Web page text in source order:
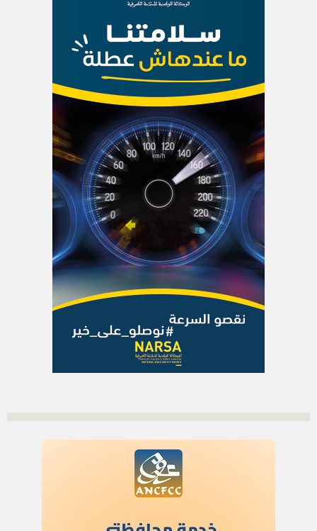
أدخل بريدك الإلكتروني للتوصل بآخر الأخبار
العلم
اتصل بنا
للنشر في العلم